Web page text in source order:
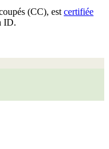
(CC), estcertifiée
ID.